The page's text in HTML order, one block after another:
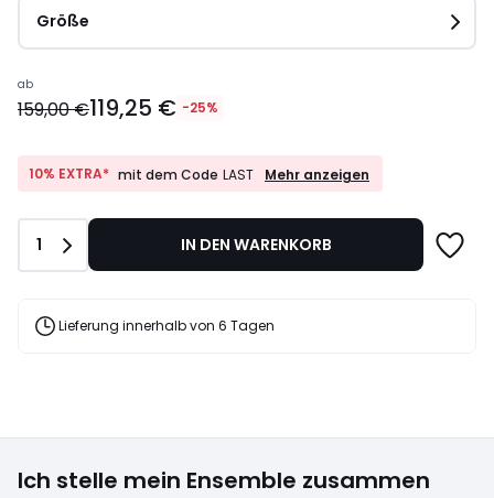
Größe
Ab
119,25
159,00
25%
Rabatt
angewendet.
ab
159,00 €119,25 € -25%
10% EXTRA* mit dem Code LAST
10%
Code
LAST
Mehr anzeigen
Anzahl
1 IN DEN WARENKORB
Lieferung innerhalb von 6 Tagen
Ich stelle mein Ensemble zusammen